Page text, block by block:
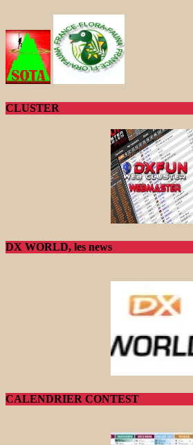
CLUSTER
DX WORLD, les news
CALENDRIER CONTEST